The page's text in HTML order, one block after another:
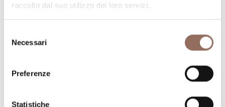
raccolto dal suo utilizzo dei loro servizi.
delNecessari
Preferenze
Statistiche
La tua vacanza
Pianifica dove dormire, dove mangiare, cosa fare e
visitare in ogni angolo di Langhe Monferrato Roero, con